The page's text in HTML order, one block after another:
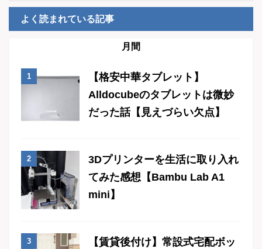
よく読まれている記事
月間
【格安中華タブレット】
Alldocubeのタブレットは微妙
だった話【見えづらい欠点】
3Dプリンターを生活に取り入れ
てみた感想【Bambu Lab A1
mini】
【賃貸後付け】常設式宅配ボッ